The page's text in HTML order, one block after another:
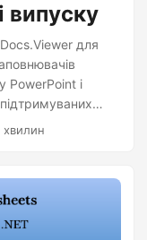
випуску
для
PowerPoint і
хвилин